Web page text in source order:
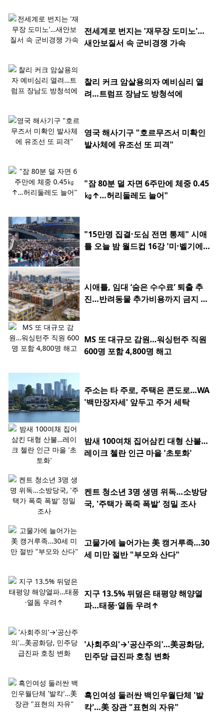
전세계로 번지는 '재무장 도미노'…
새안보질서 속 군비경쟁 가속
찰리 커크 암살용의자 예비심리 열
려…트럼프 장남도 방청석에
영국 해사기구 "호르무즈서 미확인
발사체에 유조선 또 피격"
"잠 80분 덜 자면 6주만에 체중 0.45
㎏↑…허리둘레도 늘어"
"15만명 집결·도심 전면 통제" 시애
틀 오늘 밤 월드컵 16강 '미·벨기에
시애틀, 임대 ‘숨은 수수료’ 퇴출 추
진…반려동물 추가비용까지 금지 검
MS 또 대규모 감원…워싱턴주 직원
600명 포함 4,800명 해고
주소는 타 주로, 주택은 콘도로…WA
'백만장자세' 앞두고 주거 세탁
밤새 100여채 집어삼킨 대형 산불…
레이크 첼란 인근 마을 '초토화'
켄트 청소년 3명 생명 위독…소방당
국, '주택가 폭죽 폭발' 정밀 조사
고물가에 늘어가는 美 캥거루족…30
세 미만 절반 "부모와 산다"
지구 13.5% 뒤덮은 태평양 해양열
파…태풍·열돔 우려↑
'사회주의'→'공산주의'…美공화당,
민주당 급진파 호칭 변화
흑인여성 둘러싼 백인우월단체 '발
칵'…美 장관 "표현의 자유"